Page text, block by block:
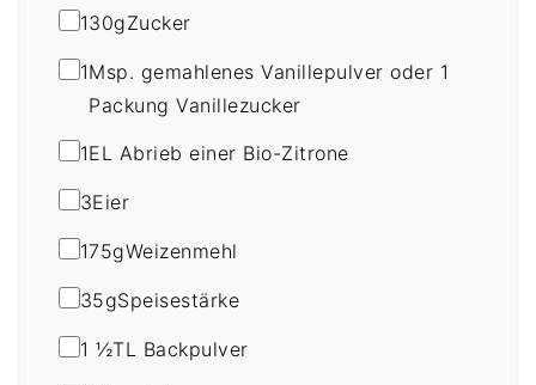
130gZucker
1Msp. gemahlenes Vanillepulver oder 1
Packung Vanillezucker
1EL Abrieb einer Bio-Zitrone
3Eier
175gWeizenmehl
35gSpeisestärke
1 ½TL Backpulver